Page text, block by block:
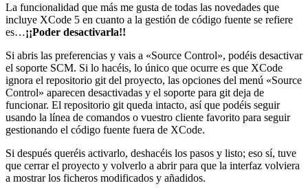
La funcionalidad que más me gusta de todas las novedades que
incluye XCode 5 en cuanto a la gestión de código fuente se refiere
es…¡¡Poder desactivarla!!
Si abris las preferencias y vais a «Source Control», podéis desactivar
el soporte SCM. Si lo hacéis, lo único que ocurre es que XCode
ignora el repositorio git del proyecto, las opciones del menú «Source
Control» aparecen desactivadas y el soporte para git deja de
funcionar. El repositorio git queda intacto, así que podéis seguir
usando la línea de comandos o vuestro cliente favorito para seguir
gestionando el código fuente fuera de XCode.
Si después queréis activarlo, deshacéis los pasos y listo; eso sí, tuve
que cerrar el proyecto y volverlo a abrir para que la interfaz volviera
a mostrar los ficheros modificados y añadidos.